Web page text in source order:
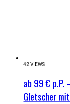
42 VIEWS
ab 99 € p.P.
Gletscher